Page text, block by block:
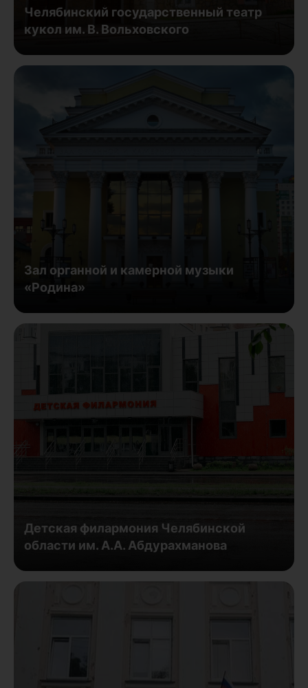
Челябинский государственный театр
кукол им. В. Вольховского
Зал органной и камерной музыки
«Родина»
Детская филармония Челябинской
области им. А.А. Абдурахманова